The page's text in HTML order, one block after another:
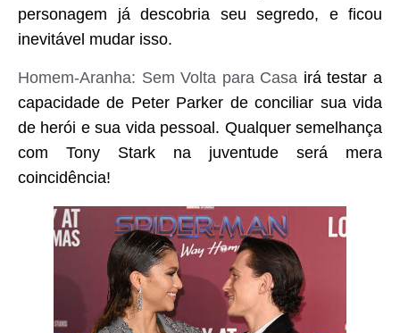
personagem já descobria seu segredo, e ficou
inevitável mudar isso.
Homem-Aranha: Sem Volta para Casa irá testar a
capacidade de Peter Parker de conciliar sua vida
de herói e sua vida pessoal. Qualquer semelhança
com Tony Stark na juventude será mera
coincidência!